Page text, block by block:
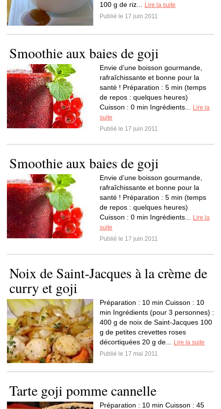
100 g de riz...
Lire la suite
Publié le 17 juin 2011
Smoothie aux baies de goji
Envie d’une boisson gourmande,
rafraîchissante et bonne pour la
santé ! Préparation : 5 min (temps
de repos : quelques heures)
Cuisson : 0 min Ingrédients...
Lire la
suite
Publié le 17 juin 2011
Smoothie aux baies de goji
Envie d’une boisson gourmande,
rafraîchissante et bonne pour la
santé ! Préparation : 5 min (temps
de repos : quelques heures)
Cuisson : 0 min Ingrédients...
Lire la
suite
Publié le 17 juin 2011
Noix de Saint-Jacques à la crème de
curry et goji
Préparation : 10 min Cuisson : 10
min Ingrédients (pour 3 personnes) :
400 g de noix de Saint-Jacques 100
g de petites crevettes roses
décortiquées 20 g de...
Lire la suite
Publié le 17 mai 2011
Tarte goji pomme cannelle
Préparation : 10 min Cuisson : 45